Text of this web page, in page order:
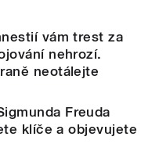
vám trest za
nehrozí.
neotálejte
Freuda
klíče a objevujete